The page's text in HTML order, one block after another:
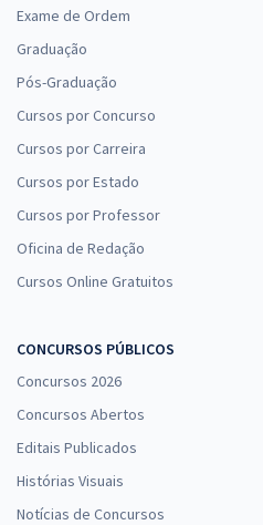
Exame de Ordem
Graduação
Pós-Graduação
Cursos por Concurso
Cursos por Carreira
Cursos por Estado
Cursos por Professor
Oficina de Redação
Cursos Online Gratuitos
CONCURSOS PÚBLICOS
Concursos 2026
Concursos Abertos
Editais Publicados
Histórias Visuais
Notícias de Concursos